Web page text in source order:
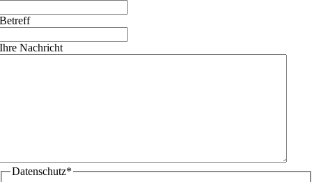
Betreff
Ihre Nachricht
Datenschutz*